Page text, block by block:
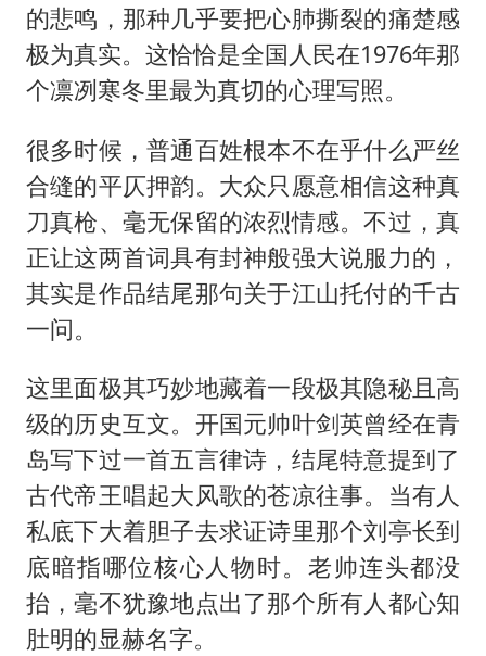
的悲鸣，那种几乎要把心肺撕裂的痛楚感
极为真实。这恰恰是全国人民在1976年那
个凛冽寒冬里最为真切的心理写照。
很多时候，普通百姓根本不在乎什么严丝
合缝的平仄押韵。大众只愿意相信这种真
刀真枪、毫无保留的浓烈情感。不过，真
正让这两首词具有封神般强大说服力的，
其实是作品结尾那句关于江山托付的千古
一问。
这里面极其巧妙地藏着一段极其隐秘且高
级的历史互文。开国元帅叶剑英曾经在青
岛写下过一首五言律诗，结尾特意提到了
古代帝王唱起大风歌的苍凉往事。当有人
私底下大着胆子去求证诗里那个刘亭长到
底暗指哪位核心人物时。老帅连头都没
抬，毫不犹豫地点出了那个所有人都心知
肚明的显赫名字。